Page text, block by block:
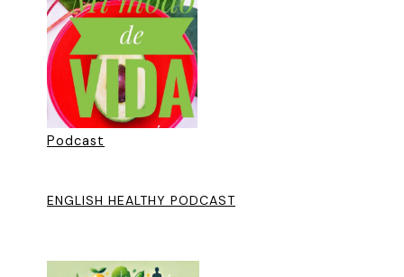
Podcast
ENGLISH HEALTHY PODCAST